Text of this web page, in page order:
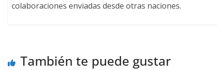
colaboraciones enviadas desde otras naciones.
También te puede gustar